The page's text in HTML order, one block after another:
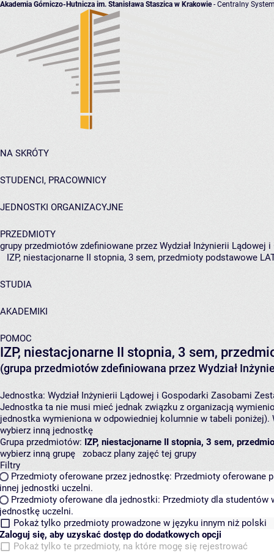
Akademia Górniczo-Hutnicza im. Stanisława Staszica w Krakowie- Centralny
NA SKRÓTY
STUDENCI, PRACOWNICY
JEDNOSTKI ORGANIZACYJNE
PRZEDMIOTY
grupy przedmiotów zdefiniowane przez Wydział Inżynierii Lądowej
IZP, niestacjonarne II stopnia, 3 sem, przedmioty podstawowe
STUDIA
AKADEMIKI
POMOC
IZP, niestacjonarne II stopnia, 3 sem,
(grupa przedmiotów zdefiniowana przez Wydział
Jednostka: Wydział Inżynierii Lądowej i Gospodarki Zasobami
Jednostka ta nie musi mieć jednak związku z organizacją
jednostka wymieniona w odpowiedniej kolumnie w tabeli
wybierz inną jednostkę
Grupa przedmiotów: IZP, niestacjonarne II stopnia, 3 sem,
wybierz inną grupę
zobacz plany zajęć tej grupy
Filtry
Przedmioty oferowane przez jednostkę: Przedmioty oferowane
innej jednostki uczelni.
Przedmioty oferowane dla jednostki: Przedmioty dla studentów
jednostkę uczelni.
Pokaż tylko przedmioty prowadzone w języku innym niż polski
Zaloguj się, aby uzyskać dostęp do dodatkowych opcji
Pokaż tylko te przedmioty, na które mogę się rejestrować